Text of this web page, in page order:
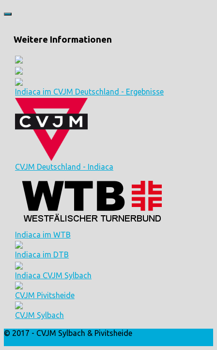
Weitere Informationen
Indiaca im CVJM Deutschland - Ergebnisse
CVJM Deutschland - Indiaca
Indiaca im WTB
Indiaca im DTB
Indiaca CVJM Sylbach
CVJM Pivitsheide
CVJM Sylbach
© 2017 - CVJM Sylbach & Pivitsheide